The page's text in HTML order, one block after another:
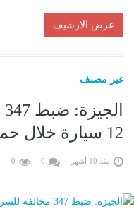
غير مصنف
12 سيارة خلال حملات
منذ 10 أشهر 0
0